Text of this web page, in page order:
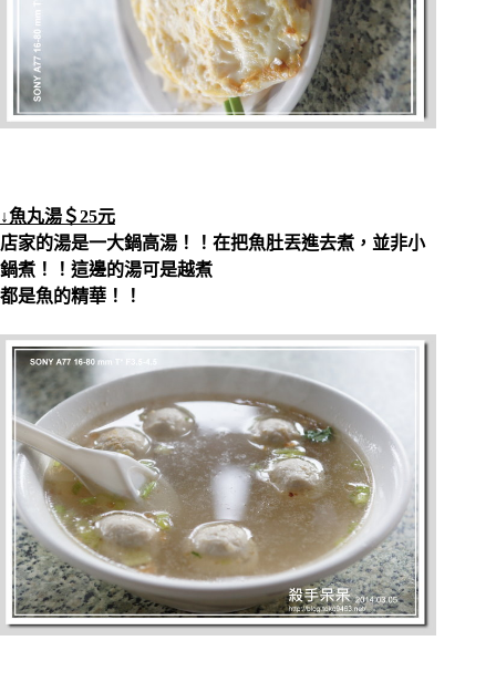
↓魚丸湯＄25元
店家的湯是一大鍋高湯！！在把魚肚丟進去煮，並非小
鍋煮！！這邊的湯可是越煮
都是魚的精華！！